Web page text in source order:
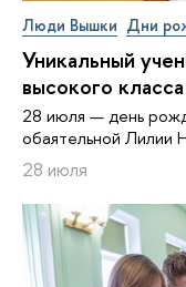
Люди Вышки Дни
Уникальный
высокого класса
28 июля — день
обаятельной Лилии
28 июля